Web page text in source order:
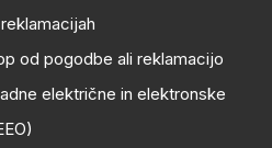
od pogodbe ali reklamacijo
električne in elektronske